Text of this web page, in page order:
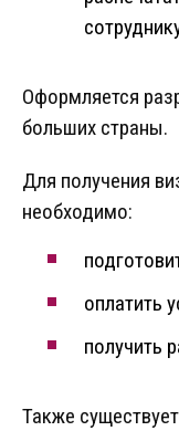
Оформляется
больших страны.
Для получения
необходимо:
оплатить
получить
Также